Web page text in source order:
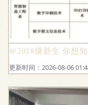
@2018级新生 你想
更新时间：2026-08-06